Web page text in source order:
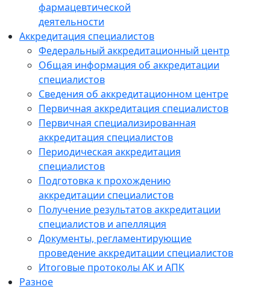
фармацевтической
деятельности
Аккредитация специалистов
Федеральный аккредитационный центр
Общая информация об аккредитации
специалистов
Сведения об аккредитационном центре
Первичная аккредитация специалистов
Первичная специализированная
аккредитация специалистов
Периодическая аккредитация
специалистов
Подготовка к прохождению
аккредитации специалистов
Получение результатов аккредитации
специалистов и апелляция
Документы, регламентирующие
проведение аккредитации специалистов
Итоговые протоколы АК и АПК
Разное